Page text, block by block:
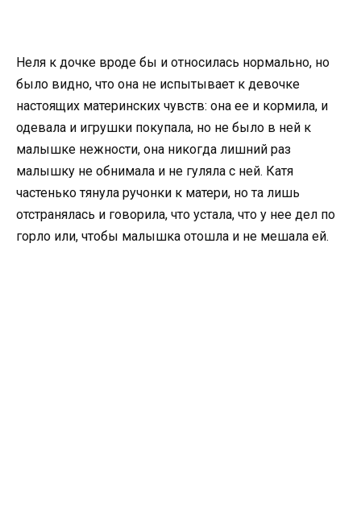
Неля к дочке вроде бы и относилась нормально, но
было видно, что она не испытывает к девочке
настоящих материнских чувств: она ее и кормила, и
одевала и игрушки покупала, но не было в ней к
малышке нежности, она никогда лишний раз
малышку не обнимала и не гуляла с ней. Катя
частенько тянула ручонки к матери, но та лишь
отстранялась и говорила, что устала, что у нее дел по
горло или, чтобы малышка отошла и не мешала ей.